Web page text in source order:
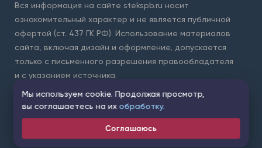
Вся информация на сайте stekspb.ru носит
ознакомительный характер и не является публичной
офертой (ст. 437 ГК РФ). Использование материалов
сайта, включая дизайн и оформление, допускается
только с письменного разрешения правообладателя
и с указанием источника.
Для защиты форм на сайте используется сервис Yandex
SmartCaptcha. Применяются
условия обработки данных
Мы используем cookie. Продолжая просмотр,
вы соглашаетесь на их обработку.
Соглашаюсь